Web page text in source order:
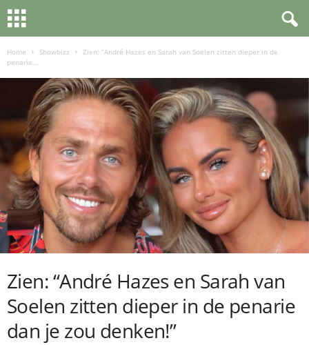
Home Showbizz
Zien: “André Hazes en Sarah van Soelen zitten dieper in de
penarie...
Zien: “André Hazes en Sarah van
Soelen zitten dieper in de penarie
dan je zou denken!”